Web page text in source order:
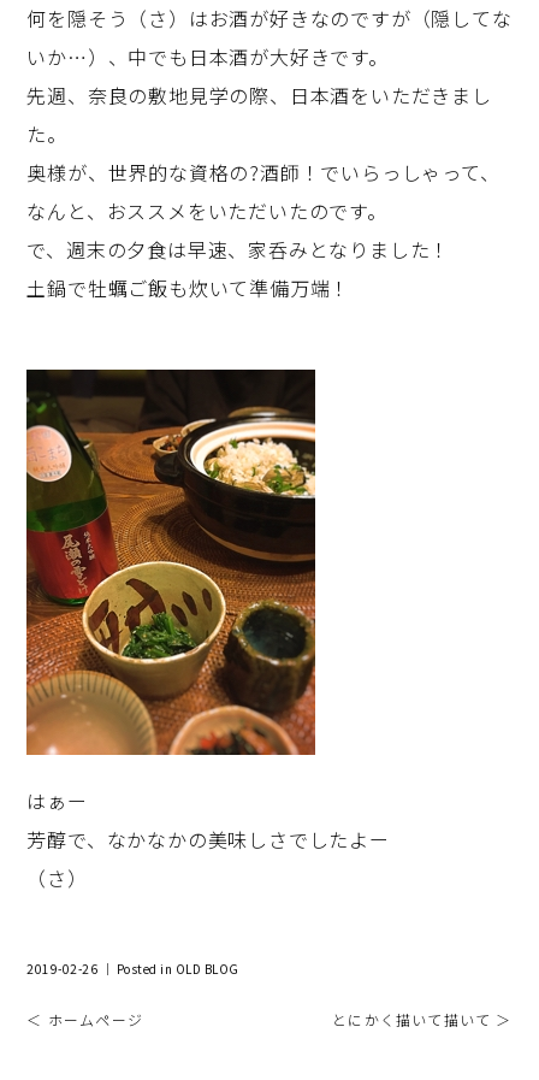
何を隠そう（さ）はお酒が好きなのですが（隠してな
いか…）、中でも日本酒が大好きです。
先週、奈良の敷地見学の際、日本酒をいただきまし
た。
奥様が、世界的な資格の?酒師！でいらっしゃって、
なんと、おススメをいただいたのです。
で、週末の夕食は早速、家呑みとなりました！
土鍋で牡蠣ご飯も炊いて準備万端！
はぁー
芳醇で、なかなかの美味しさでしたよー
（さ）
2019-02-26 ｜ Posted in OLD BLOG
＜ ホームページ とにかく描いて描いて ＞